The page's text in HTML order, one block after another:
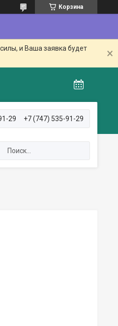
Корзина
и Ваша заявка будет
29 +7 (747) 535-91-29